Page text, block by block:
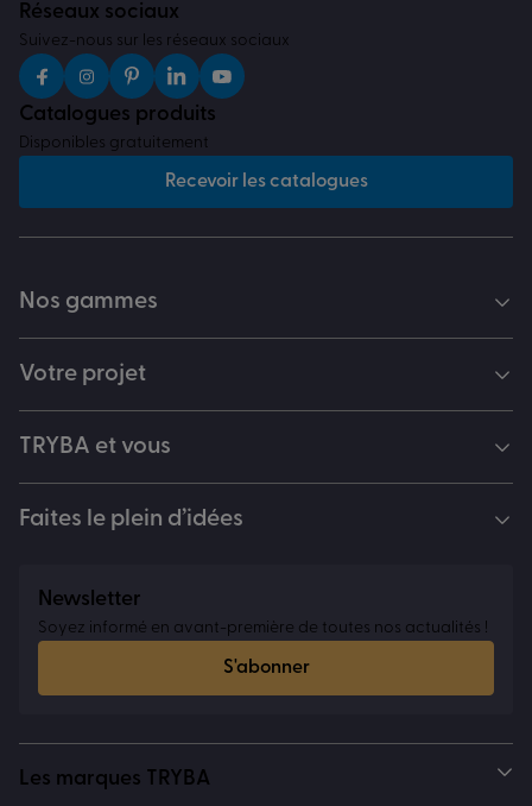
Réseaux sociaux
Suivez-nous sur les réseaux sociaux
Catalogues produits
Disponibles gratuitement
Recevoir les catalogues
Nos gammes
Votre projet
TRYBA et vous
Faites le plein d’idées
Newsletter
Soyez informé en avant-première de toutes nos actualités !
S'abonner
Les marques TRYBA